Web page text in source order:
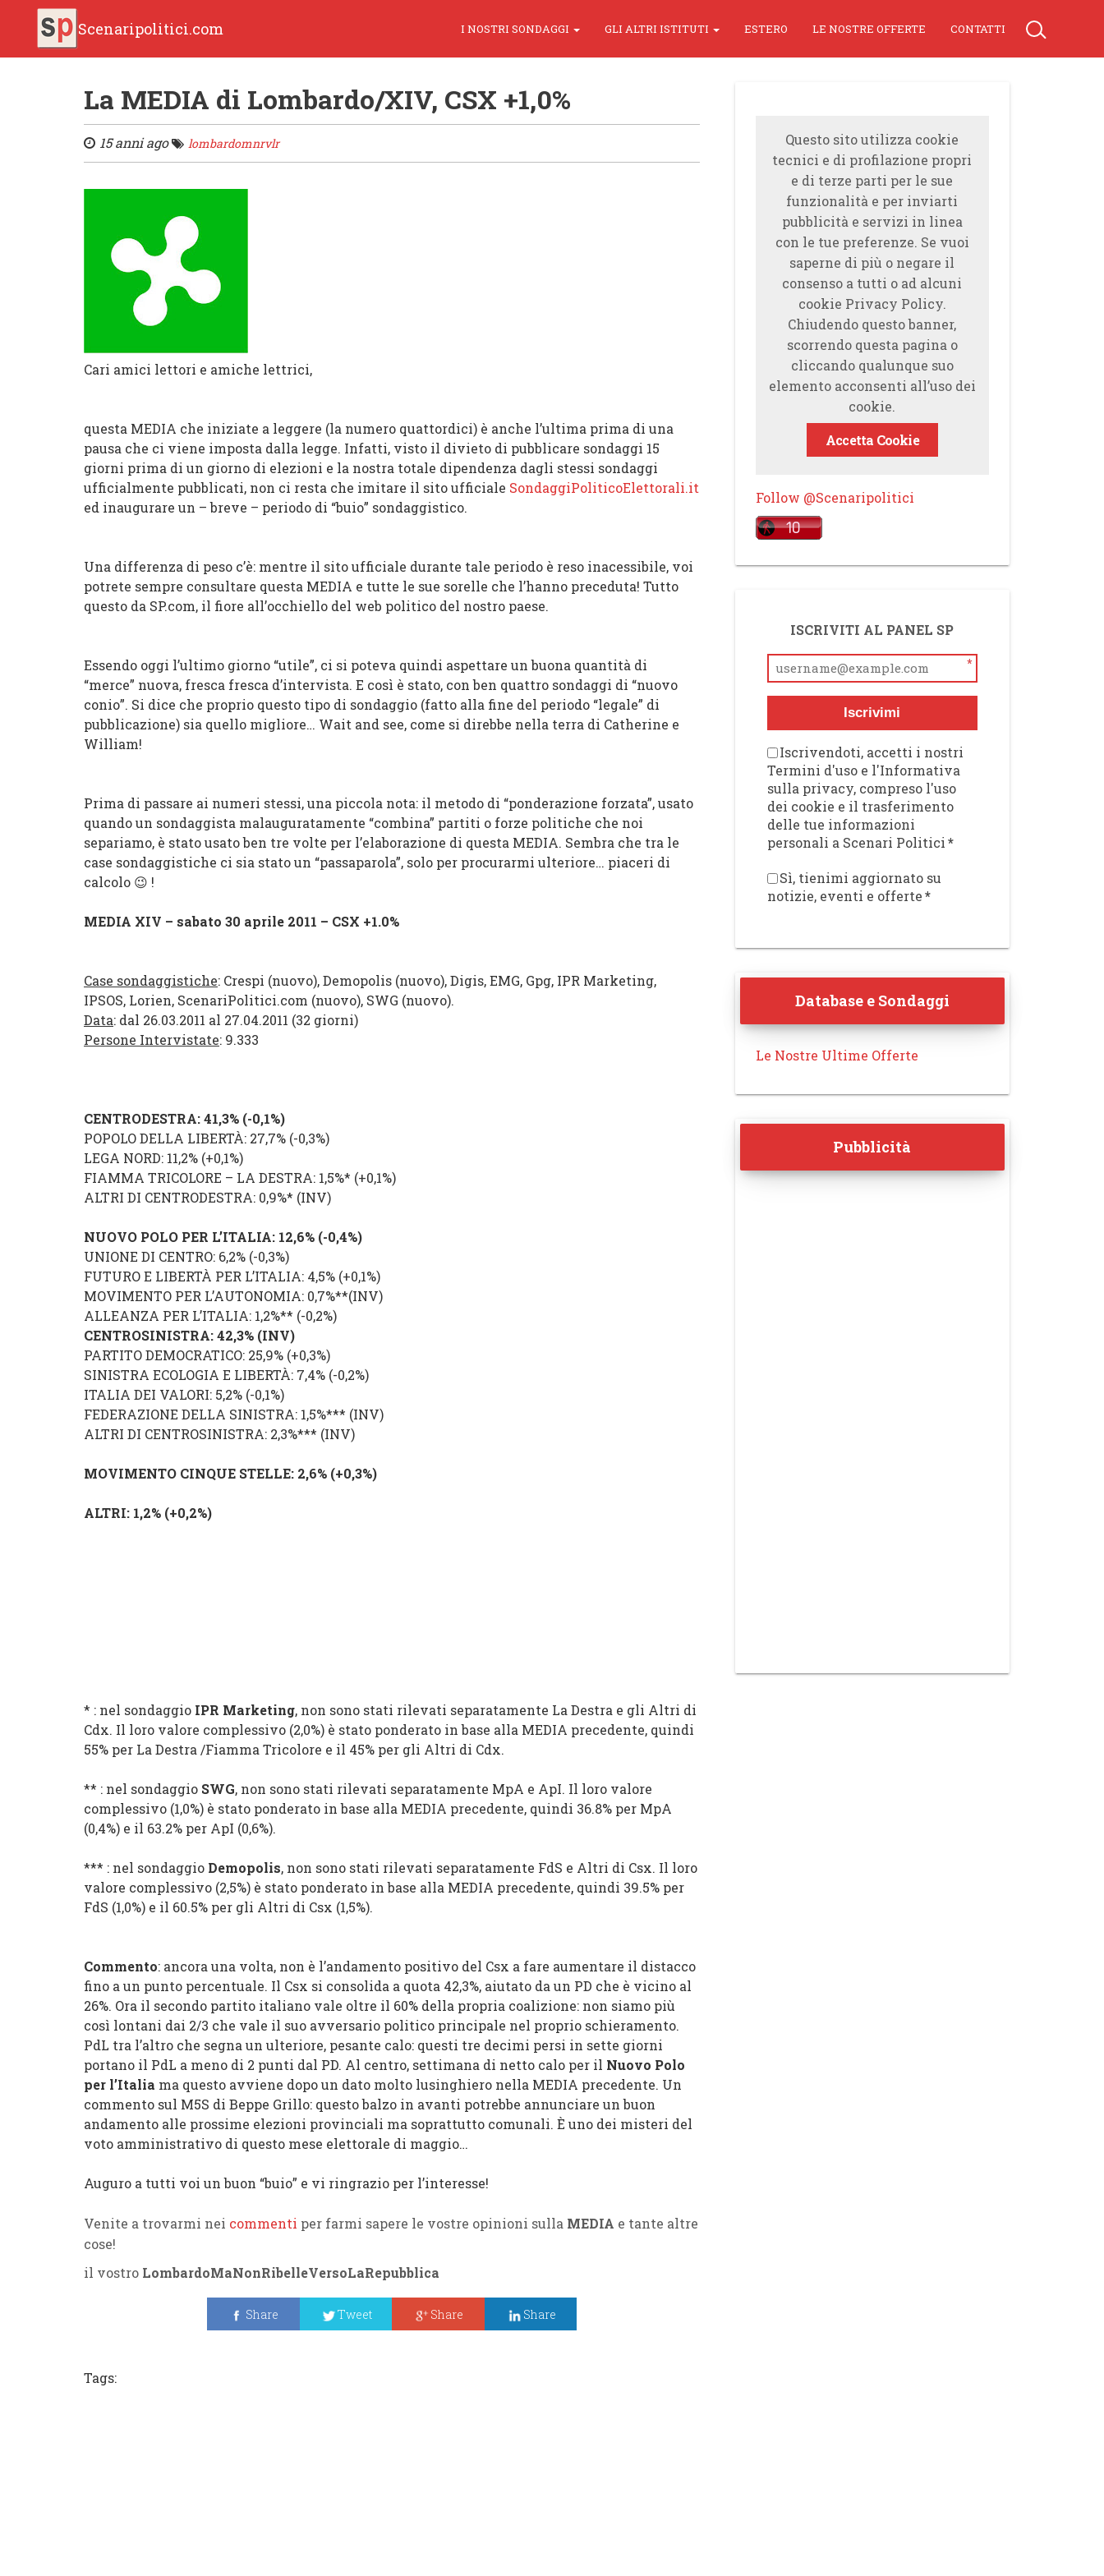
Scenaripolitici.com I NOSTRI SONDAGGI GLI ALTRI ISTITUTI ESTERO LE NOSTRE OFFERTE CONTATTI
La MEDIA di Lombardo/XIV, CSX +1,0%
15 anni ago lombardomnrvlr
Cari amici lettori e amiche lettrici,
questa MEDIA che iniziate a leggere (la numero quattordici) è anche l’ultima prima di una
pausa che ci viene imposta dalla legge. Infatti, visto il divieto di pubblicare sondaggi 15
giorni prima di un giorno di elezioni e la nostra totale dipendenza dagli stessi sondaggi
ufficialmente pubblicati, non ci resta che imitare il sito ufficiale SondaggiPoliticoElettorali.it
ed inaugurare un – breve – periodo di “buio” sondaggistico.
Una differenza di peso c’è: mentre il sito ufficiale durante tale periodo è reso inacessibile, voi
potrete sempre consultare questa MEDIA e tutte le sue sorelle che l’hanno preceduta! Tutto
questo da SP.com, il fiore all’occhiello del web politico del nostro paese.
Essendo oggi l’ultimo giorno “utile”, ci si poteva quindi aspettare un buona quantità di
“merce” nuova, fresca fresca d’intervista. E così è stato, con ben quattro sondaggi di “nuovo
conio”. Si dice che proprio questo tipo di sondaggio (fatto alla fine del periodo “legale” di
pubblicazione) sia quello migliore… Wait and see, come si direbbe nella terra di Catherine e
William!
Prima di passare ai numeri stessi, una piccola nota: il metodo di “ponderazione forzata”, usato
quando un sondaggista malauguratamente “combina” partiti o forze politiche che noi
separiamo, è stato usato ben tre volte per l’elaborazione di questa MEDIA. Sembra che tra le
case sondaggistiche ci sia stato un “passaparola”, solo per procurarmi ulteriore… piaceri di
calcolo 😉 !
MEDIA XIV – sabato 30 aprile 2011 – CSX +1.0%
Case sondaggistiche: Crespi (nuovo), Demopolis (nuovo), Digis, EMG, Gpg, IPR Marketing,
IPSOS, Lorien, ScenariPolitici.com (nuovo), SWG (nuovo).
Data: dal 26.03.2011 al 27.04.2011 (32 giorni)
Persone Intervistate: 9.333
CENTRODESTRA: 41,3% (-0,1%)
POPOLO DELLA LIBERTÀ: 27,7% (-0,3%)
LEGA NORD: 11,2% (+0,1%)
FIAMMA TRICOLORE – LA DESTRA: 1,5%* (+0,1%)
ALTRI DI CENTRODESTRA: 0,9%* (INV)
NUOVO POLO PER L’ITALIA: 12,6% (-0,4%)
UNIONE DI CENTRO: 6,2% (-0,3%)
FUTURO E LIBERTÀ PER L’ITALIA: 4,5% (+0,1%)
MOVIMENTO PER L’AUTONOMIA: 0,7%**(INV)
ALLEANZA PER L’ITALIA: 1,2%** (-0,2%)
CENTROSINISTRA: 42,3% (INV)
PARTITO DEMOCRATICO: 25,9% (+0,3%)
SINISTRA ECOLOGIA E LIBERTÀ: 7,4% (-0,2%)
ITALIA DEI VALORI: 5,2% (-0,1%)
FEDERAZIONE DELLA SINISTRA: 1,5%*** (INV)
ALTRI DI CENTROSINISTRA: 2,3%*** (INV)
MOVIMENTO CINQUE STELLE: 2,6% (+0,3%)
ALTRI: 1,2% (+0,2%)
* : nel sondaggio IPR Marketing, non sono stati rilevati separatamente La Destra e gli Altri di
Cdx. Il loro valore complessivo (2,0%) è stato ponderato in base alla MEDIA precedente, quindi
55% per La Destra /Fiamma Tricolore e il 45% per gli Altri di Cdx.
** : nel sondaggio SWG, non sono stati rilevati separatamente MpA e ApI. Il loro valore
complessivo (1,0%) è stato ponderato in base alla MEDIA precedente, quindi 36.8% per MpA
(0,4%) e il 63.2% per ApI (0,6%).
*** : nel sondaggio Demopolis, non sono stati rilevati separatamente FdS e Altri di Csx. Il loro
valore complessivo (2,5%) è stato ponderato in base alla MEDIA precedente, quindi 39.5% per
FdS (1,0%) e il 60.5% per gli Altri di Csx (1,5%).
Commento: ancora una volta, non è l’andamento positivo del Csx a fare aumentare il distacco
fino a un punto percentuale. Il Csx si consolida a quota 42,3%, aiutato da un PD che è vicino al
26%. Ora il secondo partito italiano vale oltre il 60% della propria coalizione: non siamo più
così lontani dai 2/3 che vale il suo avversario politico principale nel proprio schieramento.
PdL tra l’altro che segna un ulteriore, pesante calo: questi tre decimi persi in sette giorni
portano il PdL a meno di 2 punti dal PD. Al centro, settimana di netto calo per il Nuovo Polo
per l’Italia ma questo avviene dopo un dato molto lusinghiero nella MEDIA precedente. Un
commento sul M5S di Beppe Grillo: questo balzo in avanti potrebbe annunciare un buon
andamento alle prossime elezioni provinciali ma soprattutto comunali. È uno dei misteri del
voto amministrativo di questo mese elettorale di maggio…
Auguro a tutti voi un buon “buio” e vi ringrazio per l’interesse!
Venite a trovarmi nei commenti per farmi sapere le vostre opinioni sulla MEDIA e tante altre
cose!
il vostro LombardoMaNonRibelleVersoLaRepubblica
Share Tweet Share Share
Tags:
Questo sito utilizza cookie
tecnici e di profilazione propri
e di terze parti per le sue
funzionalità e per inviarti
pubblicità e servizi in linea
con le tue preferenze. Se vuoi
saperne di più o negare il
consenso a tutti o ad alcuni
cookie Privacy Policy.
Chiudendo questo banner,
scorrendo questa pagina o
cliccando qualunque suo
elemento acconsenti all’uso dei
cookie.
Accetta Cookie
Follow @Scenaripolitici
ISCRIVITI AL PANEL SP
*
Iscrivimi
Iscrivendoti, accetti i nostri
Termini d'uso e l'Informativa
sulla privacy, compreso l'uso
dei cookie e il trasferimento
delle tue informazioni
personali a Scenari Politici*
Sì, tienimi aggiornato su
notizie, eventi e offerte*
Database e Sondaggi
Le Nostre Ultime Offerte
Pubblicità